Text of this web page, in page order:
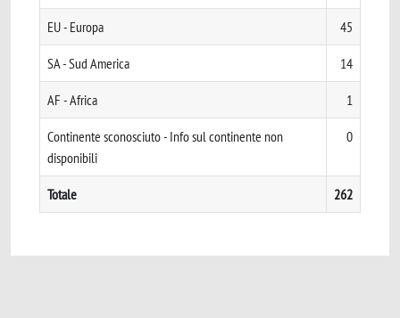
EU - Europa 45
SA - Sud America 14
AF - Africa 1
Continente sconosciuto - Info sul continente non
disponibili
0
Totale 262